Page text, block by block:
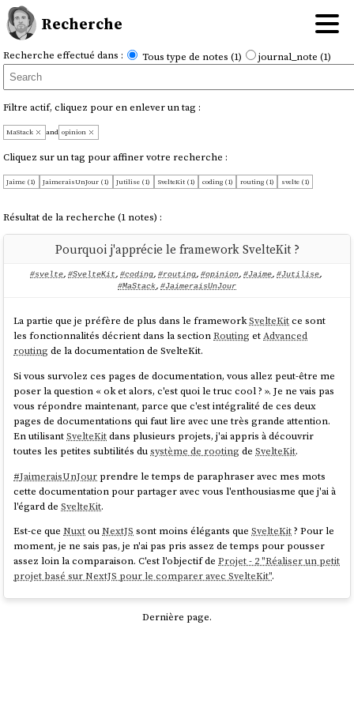
Recherche
Recherche effectué dans : Tous type de notes (1) journal_note (1)
Filtre actif, cliquez pour en enlever un tag :
MaStack and opinion
Cliquez sur un tag pour affiner votre recherche :
Jaime (1) JaimeraisUnJour (1) Jutilise (1) SvelteKit (1) coding (1) routing (1) svelte (1)
Résultat de la recherche (1 notes) :
Pourquoi j'apprécie le framework SvelteKit ?
#svelte, #SvelteKit, #coding, #routing, #opinion, #Jaime, #Jutilise,
#MaStack, #JaimeraisUnJour
La partie que je préfère de plus dans le frameworkSvelteKitce sont
les fonctionnalités décrient dans la sectionRouting etAdvanced
routing de la documentation de SvelteKit.
Si vous survolez ces pages de documentation, vous allez peut-être me
poser la question « ok et alors, c'est quoi le truc cool ? ». Je ne vais pas
vous répondre maintenant, parce que c'est intégralité de ces deux
pages de documentations qui faut lire avec une très grande attention.
En utilisantSvelteKitdans plusieurs projets, j'ai appris à découvrir
toutes les petites subtilités dusystème de rooting deSvelteKit.
#JaimeraisUnJour prendre le temps de paraphraser avec mes mots
cette documentation pour partager avec vous l'enthousiasme que j'ai à
l'égard deSvelteKit.
Est-ce queNuxtouNextJS sont moins élégants queSvelteKit? Pour le
moment, je ne sais pas, je n'ai pas pris assez de temps pour pousser
assez loin la comparaison. C'est l'objectif deProjet - 2 "Réaliser un petit
projet basé sur NextJS pour le comparer avec SvelteKit".
Dernière page.